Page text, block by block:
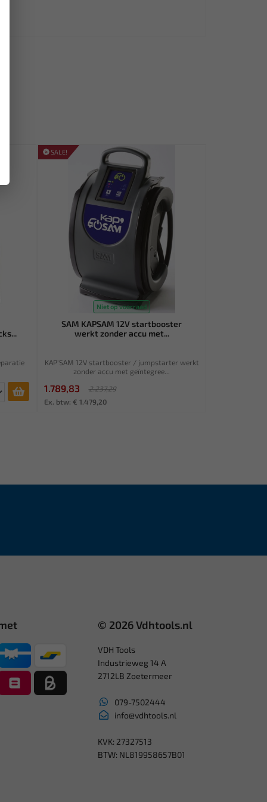
SALE!
Niet op voorraad
SAM KAPSAM 12V startbooster
werkt zonder accu met...
KAP'SAM 12V startbooster / jumpstarter werkt
zonder accu met geïntegree...
1.789,83
2.237,29
Ex. btw: € 1.479,20
© 2026 Vdhtools.nl
VDH Tools
Industrieweg 14 A
2712LB Zoetermeer
079-7502444
info@vdhtools.nl
KVK: 27327513
BTW: NL819958657B01